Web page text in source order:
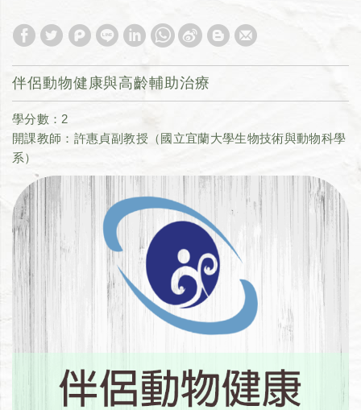
伴侶動物健康與高齡輔助治療
學分數：2
開課教師：許惠貞副教授（國立宜蘭大學生物技術與動物科學
系）